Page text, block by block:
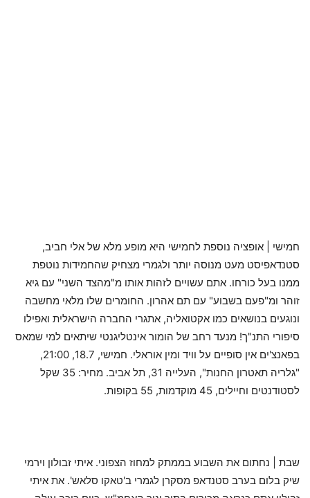
חמישי | אופציה נוספת לחמישי היא מופע מלא של אלי חביב,
סטנדאפיסט מעט מנוסה יותר ולגמרי מצחיק שהחמידות נוטפת
ממנו בעל כורחו. אתם עשויים לזהות אותו מ"מהצד השני" עם גיא
זוהר ומ"פעם בשבוע" עם תם אהרון. החומרים שלו מלאי מחשבה
ונוגעים בנושאים כמו אקטואליה, אתגרי החברה הישראלית ואפילו
סיפורי התנ"ך! מנעד רחב של הומור אינטליגנטי שיתאים למי שמאס
בפאנצ'ים אין סופיים על וויד ומין אוראלי. חמישי, 18.7, 21:00,
"גלריה תאטרון החנות", העלייה 31, תל אביב. מחיר: 35 שקל
לסטודנטים וחיילים, 45 מוקדמות, 55 בקופות.
שבת | נחתום את השבוע בממתק למחוז הצפוני. איתי זבולון וירמי
שיק בלום בערב סטנדאפ מסקרן לגמרי ב'טאקו סלאש'. את איתי